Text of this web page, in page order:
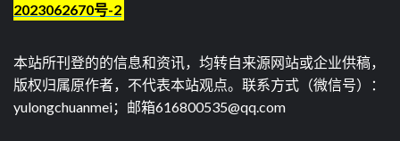
2023062670号-2
本站所刊登的的信息和资讯，均转自来源网站或企业供稿，
版权归属原作者，不代表本站观点。联系方式（微信号）：
yulongchuanmei；邮箱616800535@qq.com